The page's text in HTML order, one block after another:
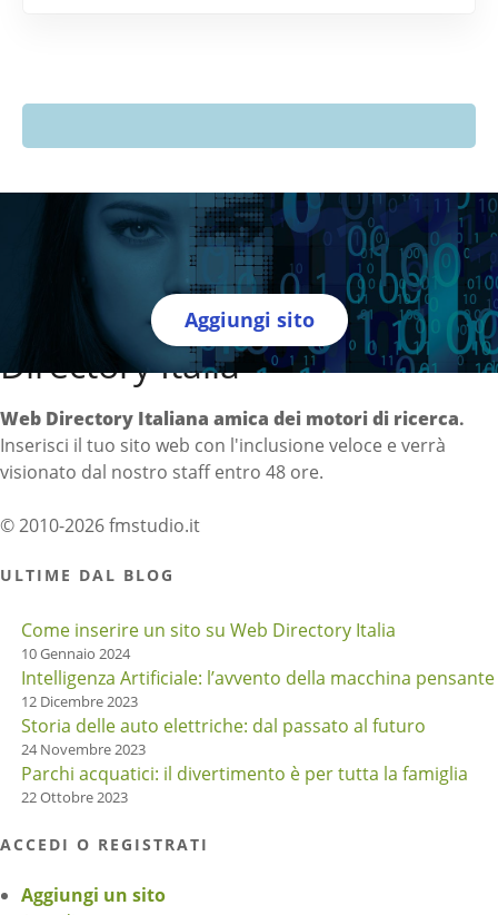
Aggiungi sito
Directory Italia
Web Directory Italiana amica dei motori di ricerca.
Inserisci il tuo sito web con l'inclusione veloce e verrà
visionato dal nostro staff entro 48 ore.
© 2010-2026 fmstudio.it
ULTIME DAL BLOG
Come inserire un sito su Web Directory Italia
10 Gennaio 2024
Intelligenza Artificiale: l’avvento della macchina pensante
12 Dicembre 2023
Storia delle auto elettriche: dal passato al futuro
24 Novembre 2023
Parchi acquatici: il divertimento è per tutta la famiglia
22 Ottobre 2023
ACCEDI O REGISTRATI
Aggiungi un sito